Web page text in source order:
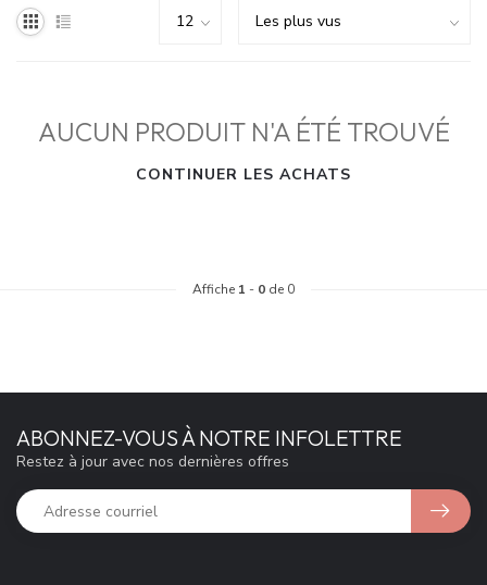
AUCUN PRODUIT N'A ÉTÉ TROUVÉ
CONTINUER LES ACHATS
Affiche 1 - 0 de 0
ABONNEZ-VOUS À NOTRE INFOLETTRE
Restez à jour avec nos dernières offres